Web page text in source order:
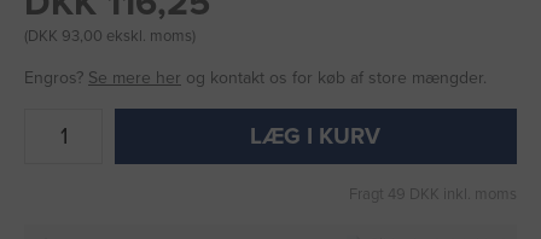
(DKK 93,00 ekskl. moms)
Engros? Se mere her og kontakt os for køb af store mængder.
LÆG I KURV
Fragt 49 DKK inkl. moms